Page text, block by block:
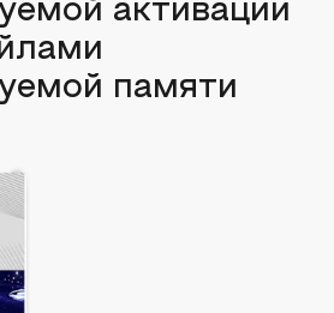
активации
памяти